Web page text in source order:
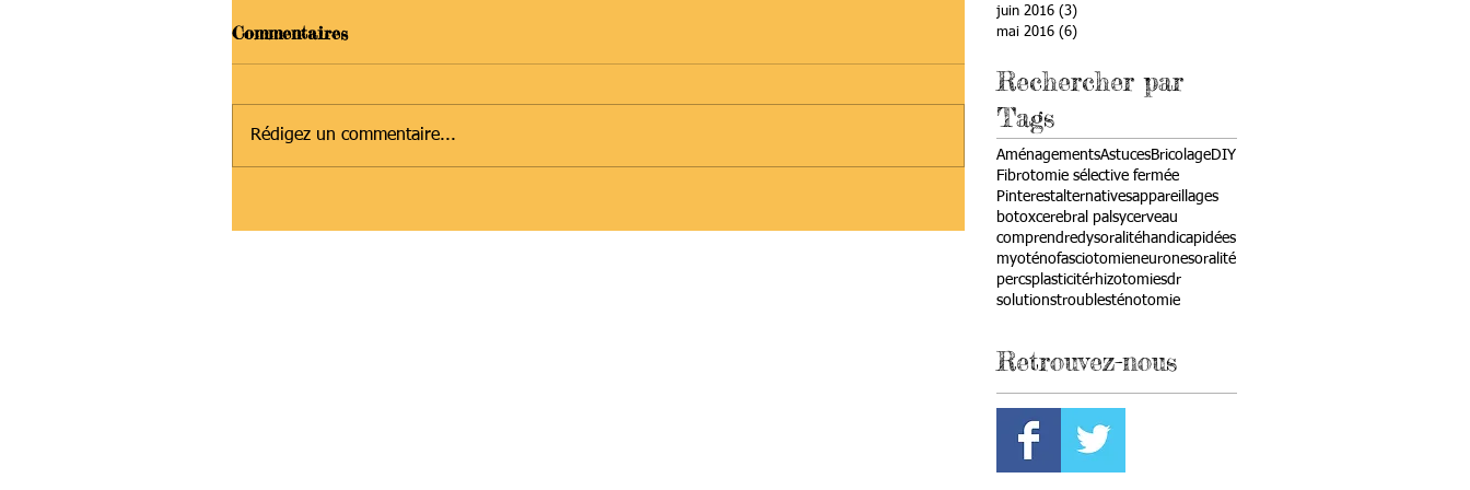
Commentaires
Rédigez un commentaire...
juin 2016 (3)
mai 2016 (6)
Rechercher par
Tags
AménagementsAstucesBricolageDIY
Fibrotomie sélective fermée
Pinterestalternativesappareillages
botoxcerebral palsycerveau
comprendredysoralitéhandicapidées
myoténofasciotomieneuronesoralité
percsplasticitérhizotomiesdr
solutionstroublesténotomie
Retrouvez-nous